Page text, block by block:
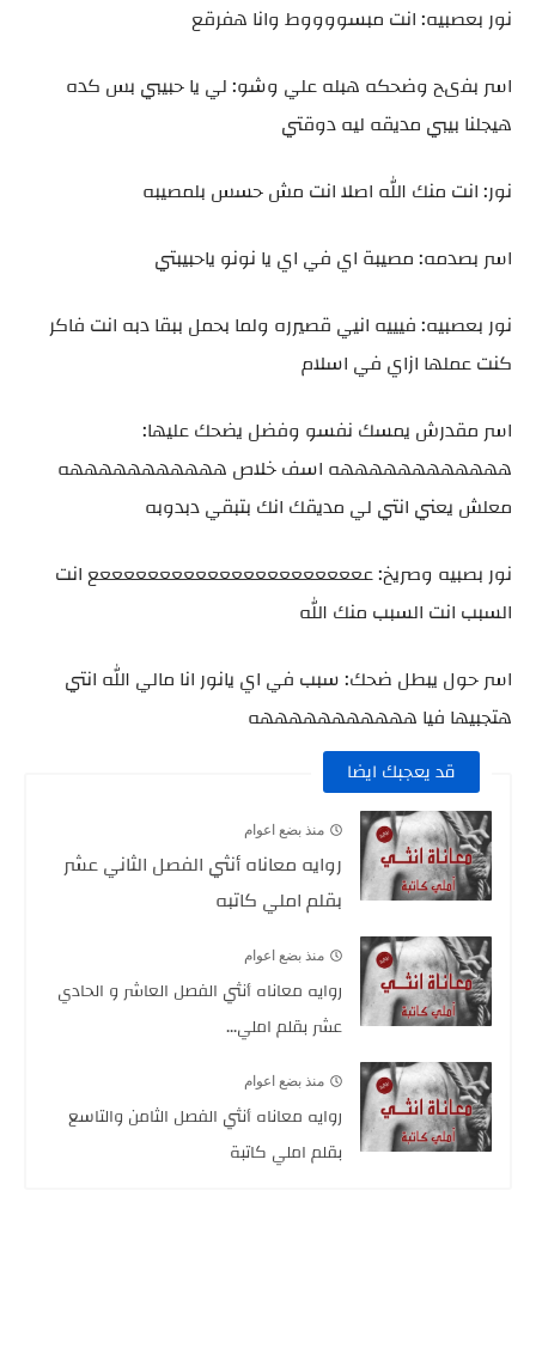
نور بعصبيه: انت مبسووووط وانا هفرقع
اسر بفىح وضحكه هبله علي وشو: لي يا حبيبي بس كده
هيجلنا بيبي مديقه ليه دوقتي
نور: انت منك الله اصلا انت مش حسس بلمصيبه
اسر بصدمه: مصيبة اي في اي يا نونو ياحبيبتي
نور بعصبيه: فيييه انيي قصيرره ولما بحمل ببقا دبه انت فاكر
كنت عملها ازاي في اسلام
اسر مقدرش يمسك نفسو وفضل يضحك عليها:
ههههههههههههه اسف خلاص هههههههههههه
معلش يعني انتي لي مديقك انك بتبقي دبدوبه
نور بصبيه وصريخ: عععععععععععععععععععععععع انت
السبب انت السبب منك الله
اسر حول يبطل ضحك: سبب في اي يانور انا مالي الله انتي
هتجبيها فيا هههههههههههه
قد يعجبك ايضا
منذ بضع اعوام
روايه معاناه أنثي الفصل الثاني عشر
بقلم املي كاتبه
منذ بضع اعوام
روايه معاناه أنثي الفصل العاشر و الحادي
عشر بقلم املي...
منذ بضع اعوام
روايه معاناه أنثي الفصل الثامن والتاسع
بقلم املي كاتبة